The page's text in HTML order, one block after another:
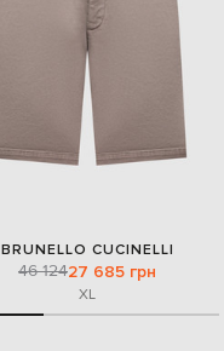
BRUNELLO CUCINELLI
46 12427 685 грн
XL